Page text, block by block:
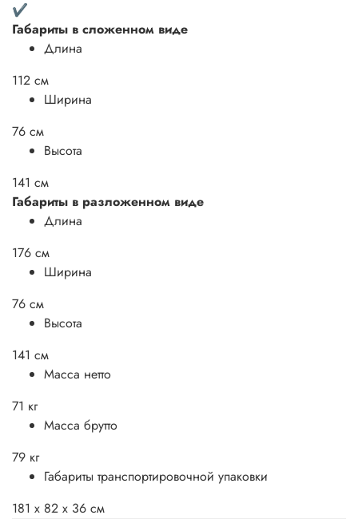
✔
Габариты в сложенном виде
Длина
112 см
Ширина
76 см
Высота
141 см
Габариты в разложенном виде
Длина
176 см
Ширина
76 см
Высота
141 см
Масса нетто
71 кг
Масса брутто
79 кг
Габариты транспортировочной упаковки
181 х 82 х 36 см